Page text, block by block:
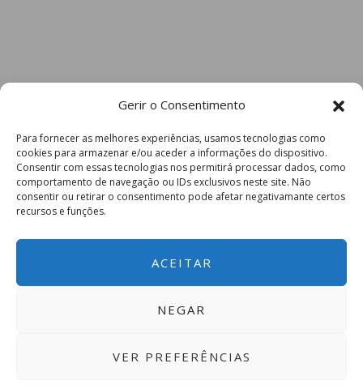
Gerir o Consentimento
Para fornecer as melhores experiências, usamos tecnologias como
cookies para armazenar e/ou aceder a informações do dispositivo.
Consentir com essas tecnologias nos permitirá processar dados, como
comportamento de navegação ou IDs exclusivos neste site. Não
consentir ou retirar o consentimento pode afetar negativamante certos
recursos e funções.
ACEITAR
NEGAR
VER PREFERÊNCIAS